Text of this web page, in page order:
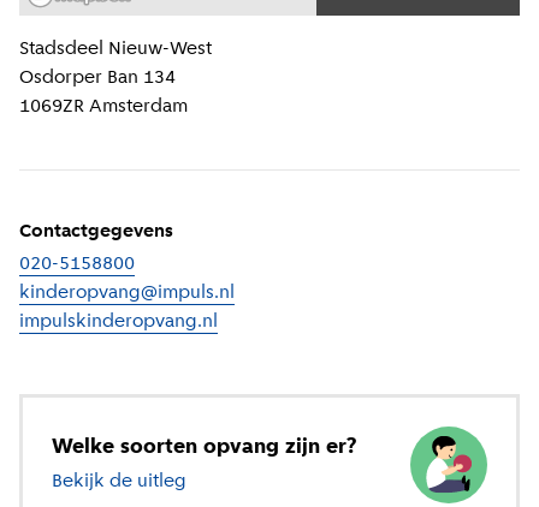
Locatiegegevens
Stadsdeel
Nieuw-West
Osdorper Ban 134
1069ZR Amsterdam
Contactgegevens
020-5158800
kinderopvang@impuls.nl
impulskinderopvang.nl
Welke soorten opvang zijn er?
Bekijk de uitleg over verschillende soorten opvang